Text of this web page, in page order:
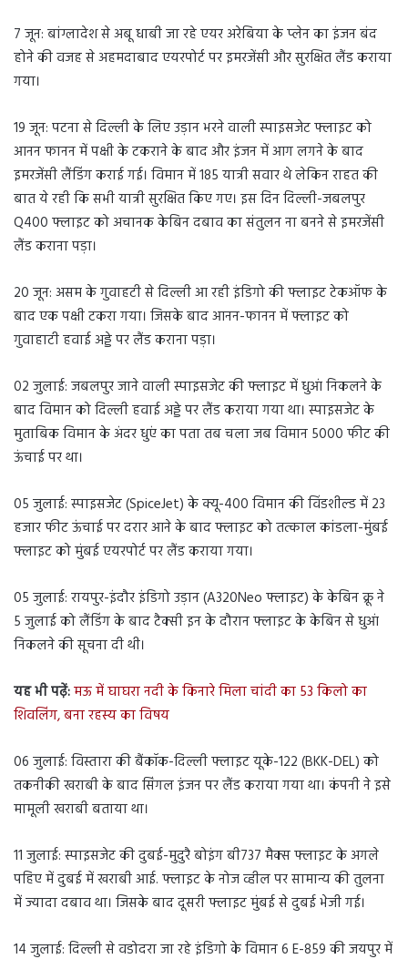
7 जून: बांग्लादेश से अबू धाबी जा रहे एयर अरेबिया के प्लेन का इंजन बंद
होने की वजह से अहमदाबाद एयरपोर्ट पर इमरजेंसी और सुरक्षित लैंड कराया
गया।
19 जून: पटना से दिल्ली के लिए उड़ान भरने वाली स्पाइसजेट फ्लाइट को
आनन फानन में पक्षी के टकराने के बाद और इंजन में आग लगने के बाद
इमरजेंसी लैंडिंग कराई गई। विमान में 185 यात्री सवार थे लेकिन राहत की
बात ये रही कि सभी यात्री सुरक्षित किए गए। इस दिन दिल्ली-जबलपुर
Q400 फ्लाइट को अचानक केबिन दबाव का संतुलन ना बनने से इमरजेंसी
लैंड कराना पड़ा।
20 जून: असम के गुवाहटी से दिल्ली आ रही इंडिगो की फ्लाइट टेकऑफ के
बाद एक पक्षी टकरा गया। जिसके बाद आनन-फानन में फ्लाइट को
गुवाहाटी हवाई अड्डे पर लैंड कराना पड़ा।
02 जुलाई: जबलपुर जाने वाली स्पाइसजेट की फ्लाइट में धुआं निकलने के
बाद विमान को दिल्ली हवाई अड्डे पर लैंड कराया गया था। स्पाइसजेट के
मुताबिक विमान के अंदर धुएं का पता तब चला जब विमान 5000 फीट की
ऊंचाई पर था।
05 जुलाई: स्पाइसजेट (SpiceJet) के क्यू-400 विमान की विंडशील्ड में 23
हजार फीट ऊंचाई पर दरार आने के बाद फ्लाइट को तत्काल कांडला-मुंबई
फ्लाइट को मुंबई एयरपोर्ट पर लैंड कराया गया।
05 जुलाई: रायपुर-इंदौर इंडिगो उड़ान (A320Neo फ्लाइट) के केबिन क्रू ने
5 जुलाई को लैंडिंग के बाद टैक्सी इन के दौरान फ्लाइट के केबिन से धुआं
निकलने की सूचना दी थी।
यह भी पढ़ें:मऊ में घाघरा नदी के किनारे मिला चांदी का 53 किलो का
शिवलिंग, बना रहस्य का विषय
06 जुलाई: विस्तारा की बैंकॉक-दिल्ली फ्लाइट यूके-122 (BKK-DEL) को
तकनीकी खराबी के बाद सिंगल इंजन पर लैंड कराया गया था। कंपनी ने इसे
मामूली खराबी बताया था।
11 जुलाई: स्पाइसजेट की दुबई-मुदुरै बोइंग बी737 मैक्स फ्लाइट के अगले
पहिए में दुबई में खराबी आई. फ्लाइट के नोज व्हील पर सामान्य की तुलना
में ज्यादा दबाव था। जिसके बाद दूसरी फ्लाइट मुंबई से दुबई भेजी गई।
14 जुलाई: दिल्ली से वडोदरा जा रहे इंडिगो के विमान 6 E-859 की जयपुर में